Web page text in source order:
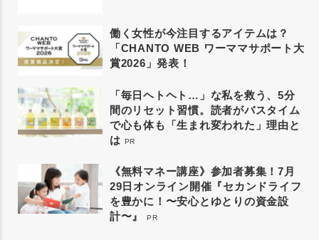
働く女性が今注目するアイテムは？
「CHANTO WEB ワーママサポート大
賞2026」発表！
「毎日ヘトヘト…」な私を救う、5分
間のリセット習慣。読者がバスタイム
で心も体も「生まれ変われた」理由と
は PR
《無料マネー講座》参加者募集！7月
29日オンライン開催『セカンドライフ
を豊かに！〜安心とゆとりの資金設
計〜』
PR